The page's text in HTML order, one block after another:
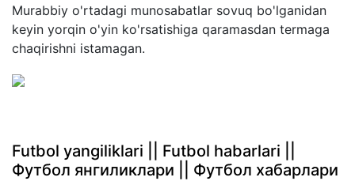
Murabbiy o'rtadagi munosabatlar sovuq bo'lganidan
keyin yorqin o'yin ko'rsatishiga qaramasdan termaga
chaqirishni istamagan.
Futbol yangiliklari || Futbol habarlari ||
Футбол янгиликлари || Футбол хабарлари